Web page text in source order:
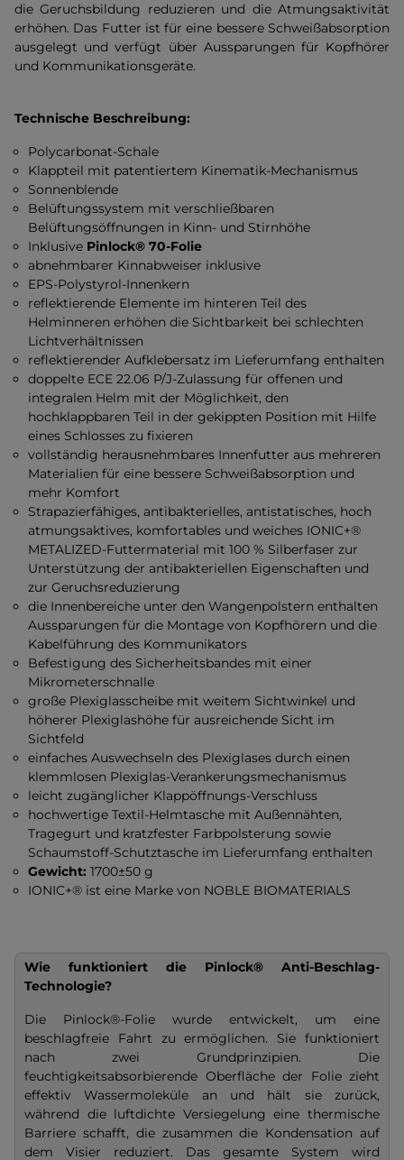
die Geruchsbildung reduzieren und die Atmungsaktivität
erhöhen. Das Futter ist für eine bessere Schweißabsorption
ausgelegt und verfügt über Aussparungen für Kopfhörer
und Kommunikationsgeräte.
Technische Beschreibung:
Polycarbonat-Schale
Klappteil mit patentiertem Kinematik-Mechanismus
Sonnenblende
Belüftungssystem mit verschließbaren
Belüftungsöffnungen in Kinn- und Stirnhöhe
Inklusive Pinlock® 70-Folie
abnehmbarer Kinnabweiser inklusive
EPS-Polystyrol-Innenkern
reflektierende Elemente im hinteren Teil des
Helminneren erhöhen die Sichtbarkeit bei schlechten
Lichtverhältnissen
reflektierender Aufklebersatz im Lieferumfang enthalten
doppelte ECE 22.06 P/J-Zulassung für offenen und
integralen Helm mit der Möglichkeit, den
hochklappbaren Teil in der gekippten Position mit Hilfe
eines Schlosses zu fixieren
vollständig herausnehmbares Innenfutter aus mehreren
Materialien für eine bessere Schweißabsorption und
mehr Komfort
Strapazierfähiges, antibakterielles, antistatisches, hoch
atmungsaktives, komfortables und weiches IONIC+®
METALIZED-Futtermaterial mit 100 % Silberfaser zur
Unterstützung der antibakteriellen Eigenschaften und
zur Geruchsreduzierung
die Innenbereiche unter den Wangenpolstern enthalten
Aussparungen für die Montage von Kopfhörern und die
Kabelführung des Kommunikators
Befestigung des Sicherheitsbandes mit einer
Mikrometerschnalle
große Plexiglasscheibe mit weitem Sichtwinkel und
höherer Plexiglashöhe für ausreichende Sicht im
Sichtfeld
einfaches Auswechseln des Plexiglases durch einen
klemmlosen Plexiglas-Verankerungsmechanismus
leicht zugänglicher Klappöffnungs-Verschluss
hochwertige Textil-Helmtasche mit Außennähten,
Tragegurt und kratzfester Farbpolsterung sowie
Schaumstoff-Schutztasche im Lieferumfang enthalten
Gewicht:1700±50 g
IONIC+® ist eine Marke von NOBLE BIOMATERIALS
Wie funktioniert die Pinlock® Anti-Beschlag-
Technologie?
Die Pinlock®-Folie wurde entwickelt, um eine
beschlagfreie Fahrt zu ermöglichen. Sie funktioniert
nach zwei Grundprinzipien. Die
feuchtigkeitsabsorbierende Oberfläche der Folie zieht
effektiv Wassermoleküle an und hält sie zurück,
während die luftdichte Versiegelung eine thermische
Barriere schafft, die zusammen die Kondensation auf
dem Visier reduziert. Das gesamte System wird